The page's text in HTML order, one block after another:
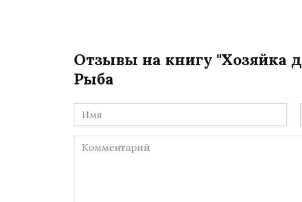
Отзывы на книгу "Хозяйка
Рыба
Имя
*
Комментарий